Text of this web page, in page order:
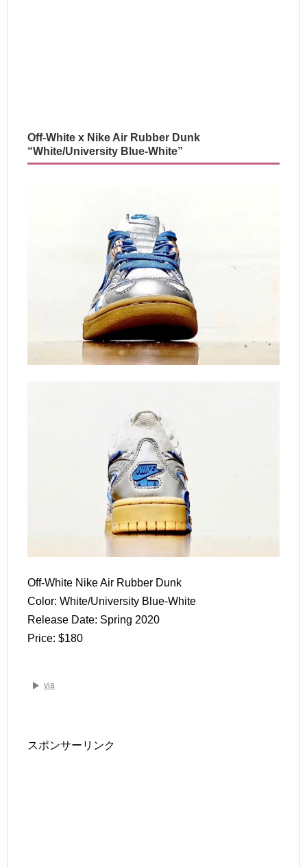
Off-White x Nike Air Rubber Dunk
“White/University Blue-White”
Off-White Nike Air Rubber Dunk
Color: White/University Blue-White
Release Date: Spring 2020
Price: $180
via
スポンサーリンク